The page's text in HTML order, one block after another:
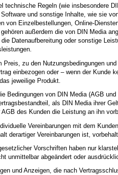
Regeln (wie insbesondere
und sonstige Inhalte, wie sie
von Einzelbestellungen, Online-
außerdem die von DIN Media
Datenaufbereitung oder sonstige
zu den Nutzungsbedingungen
einbezogen oder – wenn der Kunde
jeweilige Produkt.
von DIN Media (AGB und
als DIN Media ihrer
des Kunden die Leistung an ihn
Vereinbarungen mit dem
derartiger Vereinbarungen ist,
Vorschriften haben nur
unmittelbar abgeändert oder
und Anzeigen, die nach